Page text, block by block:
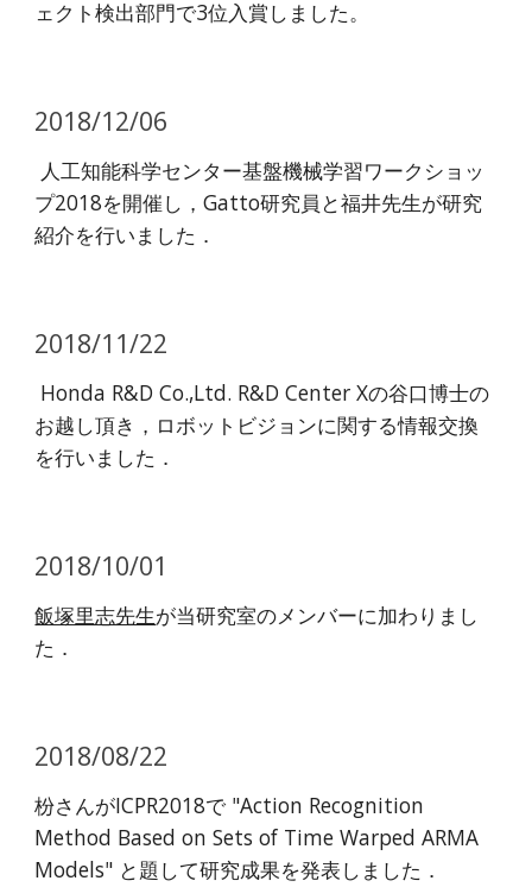
ェクト検出部門で3位入賞しました。
2018/12/06
人工知能科学センター基盤機械学習ワークショッ
プ2018を開催し，Gatto研究員と福井先生が研究
紹介を行いました．
2018/11/22
Honda R&D Co.,Ltd. R&D Center Xの谷口博士の
お越し頂き，ロボットビジョンに関する情報交換
を行いました．
2018/10/01
飯塚里志先生が当研究室のメンバーに加わりまし
た．
2018/08/22
枌さんがICPR2018で "Action Recognition
Method Based on Sets of Time Warped ARMA
Models" と題して研究成果を発表しました．